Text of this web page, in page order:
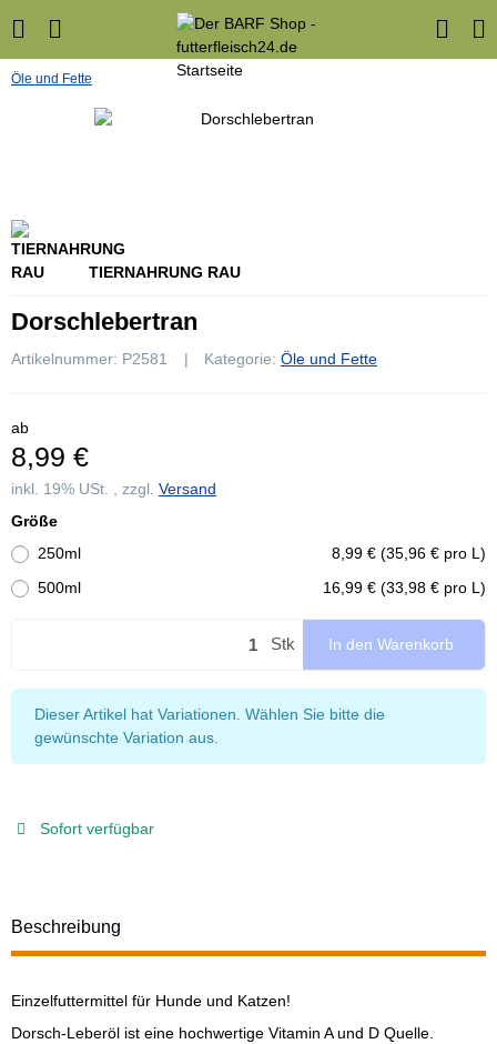
Öle und Fette
TIERNAHRUNG RAU
Dorschlebertran
Artikelnummer: P2581 Kategorie: Öle und Fette
ab
8,99 €
inkl. 19% USt. , zzgl. Versand
Größe
250ml
8,99 € (35,96 € pro L)
500ml
16,99 € (33,98 € pro L)
Stk In den Warenkorb
x
Dieser Artikel hat Variationen. Wählen Sie bitte die
gewünschte Variation aus.
Sofort verfügbar
Beschreibung
Einzelfuttermittel für Hunde und Katzen!
Dorsch-Leberöl ist eine hochwertige Vitamin A und D Quelle.